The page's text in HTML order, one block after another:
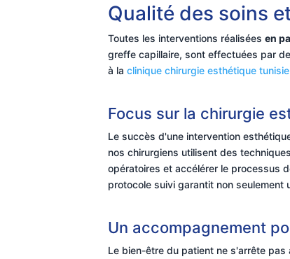
Qualité des soins
Toutes les interventions réaliséesen
greffe capillaire, sont effectuées par
à laclinique chirurgie esthétique tunisie
Focus sur la chirurgie
Le succès d'une intervention
nos chirurgiens utilisent des
opératoires et accélérer le processus
protocole suivi garantit non seulement
Un accompagnement
Le bien-être du patient ne s'arrête